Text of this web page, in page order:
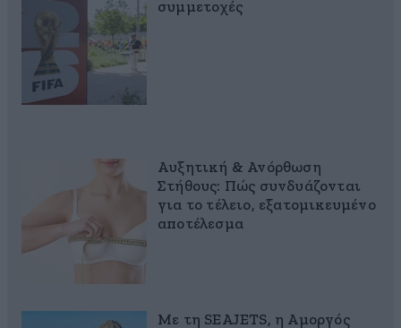
συμμετοχές
Αυξητική & Ανόρθωση
Στήθους: Πώς συνδυάζονται
για το τέλειο, εξατομικευμένο
αποτέλεσμα
Με τη SEAJETS, η Αμοργός